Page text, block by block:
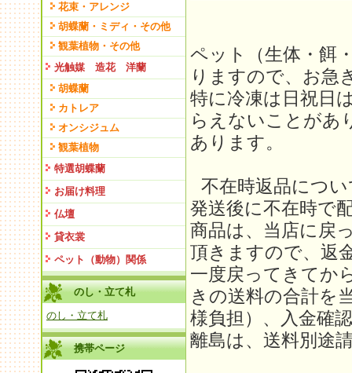
花束・アレンジ
胡蝶蘭・ミディ・その他
観葉植物・その他
光触媒 造花 洋蘭
胡蝶蘭
カトレア
オンシジュム
観葉植物
特選胡蝶蘭
お届け料理
仏壇
貸衣裳
ペット（動物）関係
のし・立て札
のし・立て札
携帯ページ
ペット（生体・餌
りますので、お急
特に冷凍は日祝日
らえないことがあ
あります。
不在時返品につ
発送後に不在時で
商品は、当店に戻
頂きますので、返
一度戻ってきてか
きの送料の合計を
様負担）、入金確
離島は、送料別途